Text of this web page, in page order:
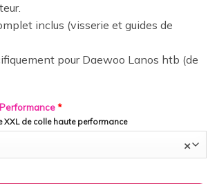
inclus (visserie et guides de
pour Daewoo Lanos htb (de
*
XXL de colle haute performance
×
- Aileron / Becquet Origine Replica